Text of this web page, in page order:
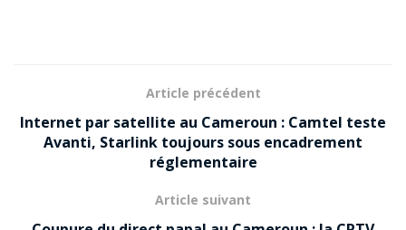
Article précédent
Internet par satellite au Cameroun : Camtel teste
Avanti, Starlink toujours sous encadrement
réglementaire
Article suivant